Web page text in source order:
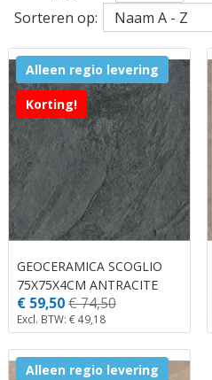
Sorteren op:
Alleen regio levering
Korting!
GEOCERAMICA SCOGLIO
75X75X4CM ANTRACITE
€ 59,50€ 74,50
Excl. BTW: € 49,18
Alleen regio levering